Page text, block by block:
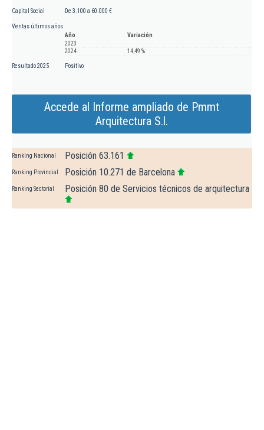
Capital Social De 3.100 a 60.000 €
Ventas últimos años
Año
Variación
2023
2024
14,49 %
Resultado 2025 Positivo
Accede al Informe ampliado de Pmmt
Arquitectura S.l.
Ranking Nacional Posición 63.161
Ranking Provincial Posición 10.271 de Barcelona
Ranking Sectorial Posición 80 de Servicios técnicos de arquitectura